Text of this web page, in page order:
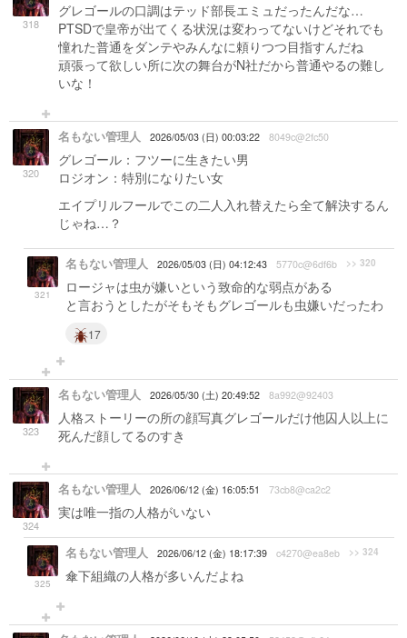
318
グレゴールの口調はテッド部長エミュだったんだな…
PTSDで皇帝が出てくる状況は変わってないけどそれでも
憧れた普通をダンテやみんなに頼りつつ目指すんだね
頑張って欲しい所に次の舞台がN社だから普通やるの難し
いな！
320
名もない管理人 2026/05/03 (日) 00:03:22 8049c@2fc50
グレゴール：フツーに生きたい男
ロジオン：特別になりたい女
エイプリルフールでこの二人入れ替えたら全て解決するん
じゃね…？
321
名もない管理人 2026/05/03 (日) 04:12:43 5770c@6df6b >> 320
ロージャは虫が嫌いという致命的な弱点がある
と言おうとしたがそもそもグレゴールも虫嫌いだったわ
17
323
名もない管理人 2026/05/30 (土) 20:49:52 8a992@92403
人格ストーリーの所の顔写真グレゴールだけ他囚人以上に
死んだ顔してるのすき
324
名もない管理人 2026/06/12 (金) 16:05:51 73cb8@ca2c2
実は唯一指の人格がいない
325
名もない管理人 2026/06/12 (金) 18:17:39 c4270@ea8eb >> 324
傘下組織の人格が多いんだよね